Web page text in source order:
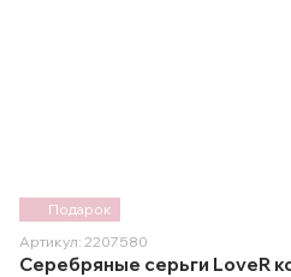
Подарок
Артикул: 2207580
Серебряные серьги LoveR